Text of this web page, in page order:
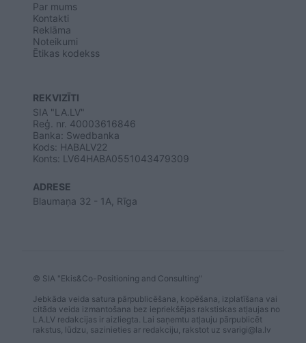
Par mums
Kontakti
Reklāma
Noteikumi
Ētikas kodekss
REKVIZĪTI
SIA "LA.LV"
Reģ. nr. 40003616846
Banka: Swedbanka
Kods: HABALV22
Konts: LV64HABA0551043479309
ADRESE
Blaumaņa 32 - 1A, Rīga
© SIA "Ekis&Co-Positioning and Consulting"
Jebkāda veida satura pārpublicēšana, kopēšana, izplatīšana vai
citāda veida izmantošana bez iepriekšējas rakstiskas atļaujas no
LA.LV redakcijas ir aizliegta. Lai saņemtu atļauju pārpublicēt
rakstus, lūdzu, sazinieties ar redakciju, rakstot uz svarigi@la.lv